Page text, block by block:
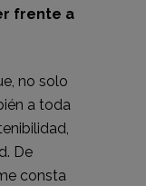
frente a
no solo
a toda
De
consta